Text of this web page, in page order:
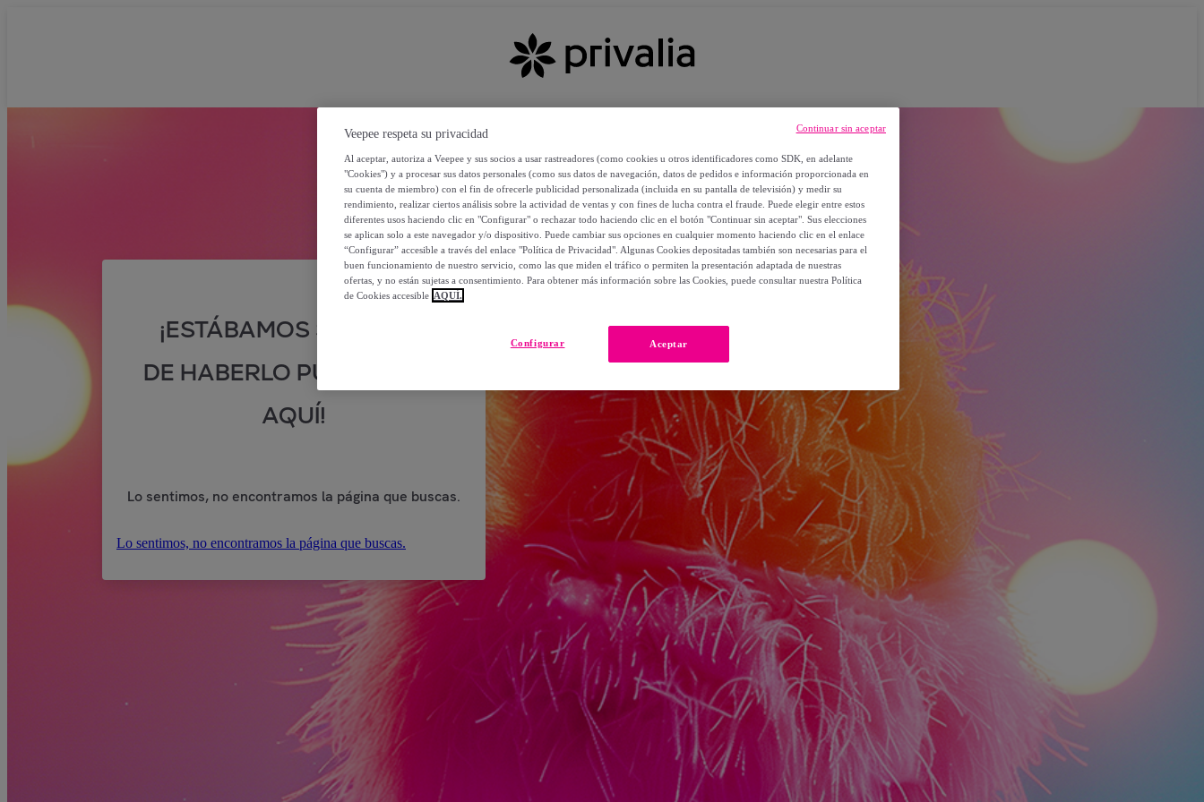
¡ESTÁBAMOS SEGUROS
DE HABERLO PUESTO POR
AQUÍ!
Lo sentimos, no encontramos la página que buscas.
Lo sentimos, no encontramos la página que buscas.
Veepee respeta su privacidad
Al aceptar, autoriza a Veepee y sus socios a usar rastreadores (como cookies u otros identificadores como SDK, en adelante
"Cookies") y a procesar sus datos personales (como sus datos de navegación, datos de pedidos e información proporcionada en
su cuenta de miembro) con el fin de ofrecerle publicidad personalizada (incluida en su pantalla de televisión) y medir su
rendimiento, realizar ciertos análisis sobre la actividad de ventas y con fines de lucha contra el fraude. Puede elegir entre estos
diferentes usos haciendo clic en "Configurar" o rechazar todo haciendo clic en el botón "Continuar sin aceptar". Sus elecciones
se aplican solo a este navegador y/o dispositivo. Puede cambiar sus opciones en cualquier momento haciendo clic en el enlace
“Configurar” accesible a través del enlace "Política de Privacidad". Algunas Cookies depositadas también son necesarias para el
buen funcionamiento de nuestro servicio, como las que miden el tráfico o permiten la presentación adaptada de nuestras
ofertas, y no están sujetas a consentimiento. Para obtener más información sobre las Cookies, puede consultar nuestra Política
de Cookies accesible AQUÍ.
Aceptar
Configurar
Continuar sin aceptar